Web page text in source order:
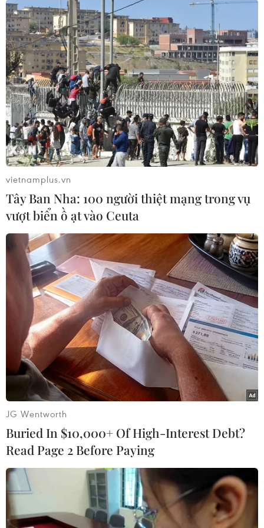
để vận hành theo cách của công ty và bằng cách
này đã xác định những nội dung phản cảm có
thể được gỡ bỏ bằng sự can thiệp của con
người.…"
Google trở thành nhà xuất bản của các kết quả
tìm kiếm mà công cụ tìm kiếm của công ty đem
lại cho người dùng có truy vấn tìm kiếm.
Thẩm phán Richards cũng khẳng định rằng việc
cung cấp các liên kết trong kết quả tìm kiếm
"tương đương với việc xuất bản"./.
#Google #Mạng tra cứu
#Băng nhóm xã hội đen
#Wikipedia
#Công cụ tìm kiếm
Theo dõi VietnamPlus
vietnamplus.vn
Tây Ban Nha: 100 người thiệt mạng trong vụ
vượt biển ồ ạt vào Ceuta
JG Wentworth
Buried In $10,000+ Of High-Interest Debt?
Read Page 2 Before Paying